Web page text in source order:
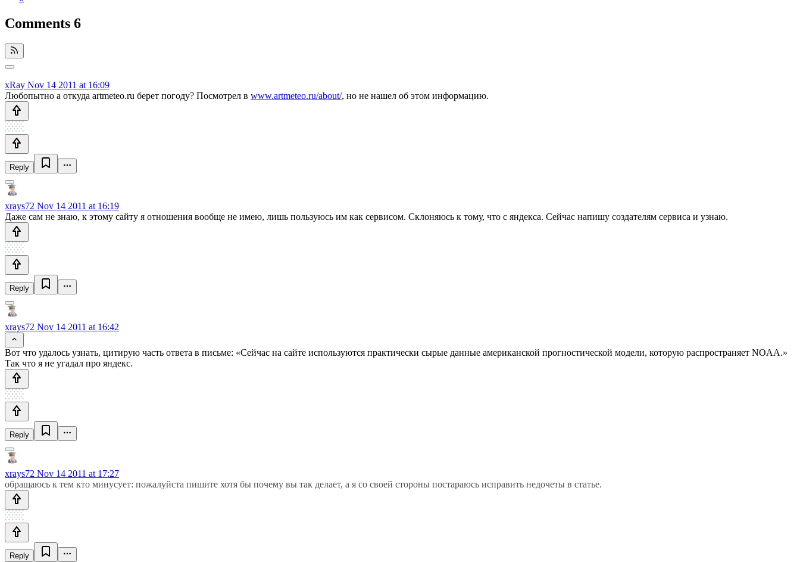
Comments 6
xRay Nov 14 2011 at 16:09
Любопытно а откуда artmeteo.ru берет погоду? Посмотрел в www.artmeteo.ru/about/, но не нашел об этом информацию.
Reply
xrays72 Nov 14 2011 at 16:19
Даже сам не знаю, к этому сайту я отношения вообще не имею, лишь пользуюсь им как сервисом. Склоняюсь к тому, что с яндекса. Сейчас напишу создателям сервиса и узнаю.
Reply
xrays72 Nov 14 2011 at 16:42
Вот что удалось узнать, цитирую часть ответа в письме: «Сейчас на сайте используются практически сырые данные американской прогностической модели, которую распространяет NOAA.»
Так что я не угадал про яндекс.
Reply
xrays72 Nov 14 2011 at 17:27
обращаюсь к тем кто минусует: пожалуйста пишите хотя бы почему вы так делает, а я со своей стороны постараюсь исправить недочеты в статье.
Reply